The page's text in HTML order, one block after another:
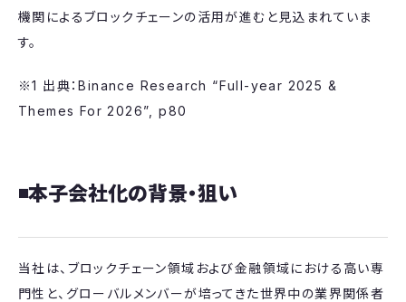
機関によるブロックチェーンの活用が進むと見込まれていま
す。
※1 出典：Binance Research “Full-year 2025 &
Themes For 2026”, p80
◾️本子会社化の背景・狙い
当社は、ブロックチェーン領域および金融領域における高い専
門性と、グローバルメンバーが培ってきた世界中の業界関係者